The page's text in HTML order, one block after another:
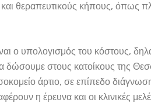
και θεραπευτικούς κήπους, όπως
ο υπολογισμός του κόστους,
δώσουμε στους κατοίκους της
άρτιο, σε επίπεδο
η έρευνα και οι κλινικές